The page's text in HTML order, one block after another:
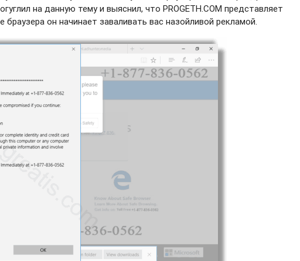
на данную тему и выяснил, что PROGETH.COM представляет
он начинает заваливать вас назойливой рекламой.